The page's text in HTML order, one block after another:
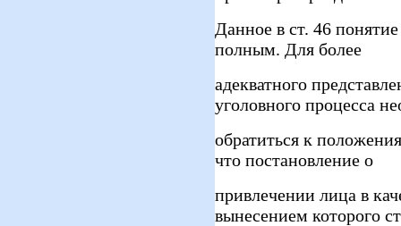
Данное в ст. 46
полным. Для более
адекватного
уголовного процесса
обратиться к
что постановление о
привлечении лица в
вынесением которого